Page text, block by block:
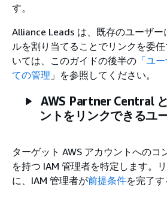
す。
Alliance Leads は、既存のユーザ
ルを割り当てることでリンクを委
いては、このガイドの後半の 「ユ
ての管理 」を参照してください。
AWS Partner Central
ントをリンクできるユ
ターゲット AWS アカウントへのコ
を持つ IAM 管理者を特定します。
に、IAM 管理者が前提条件を完了す